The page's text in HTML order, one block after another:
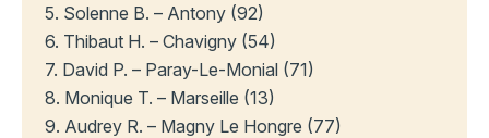
5. Solenne B. – Antony (92)
6. Thibaut H. – Chavigny (54)
7. David P. – Paray-Le-Monial (71)
8. Monique T. – Marseille (13)
9. Audrey R. – Magny Le Hongre (77)